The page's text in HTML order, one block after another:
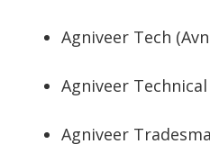
Agniveer Tech
Agniveer
Agniveer